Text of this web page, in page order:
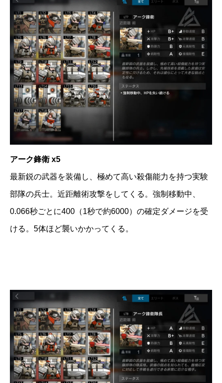
アーク鋒衛 x5
最新鋭の武器を装備し、極めて高い殺傷能力を持つ実験
部隊の兵士。近距離術攻撃をしてくる。強制移動中、
0.066秒ごとに400（1秒で約6000）の確定ダメージを受
ける。5体ほど襲いかかってくる。